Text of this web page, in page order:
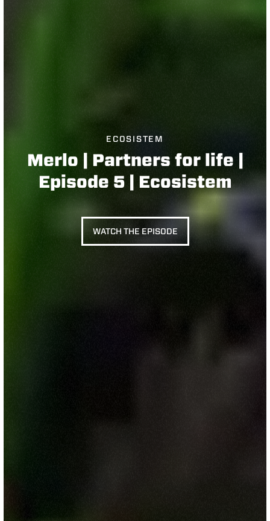
ECOSISTEM
Merlo | Partners for life |
Episode 5 | Ecosistem
WATCH THE EPISODE